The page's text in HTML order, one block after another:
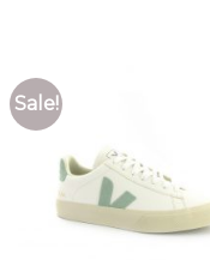
Sale!